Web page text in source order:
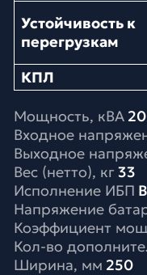
Устойчивость к
перегрузкам
КПЛ
Мощность, кВА 20
Входное
Выходное
Вес (нетто), кг 33
Исполнение ИБП
Напряжение
Коэффициент
Кол-во
Ширина, мм 250